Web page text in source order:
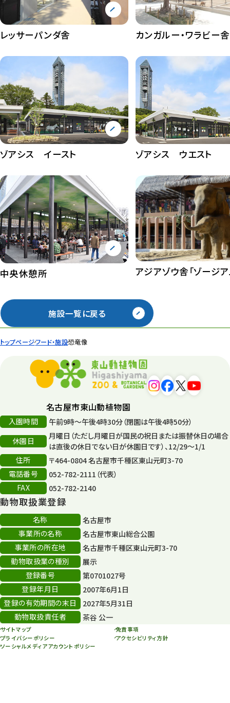
トップページフード・施設恐竜像
レッサーパンダ舎 カンガルー・ワラビー舎
ゾアシス イースト ゾアシス ウエスト
中央休憩所 アジアゾウ舎「ゾージア
施設一覧に戻る
名古屋市東山動植物園
入園時間
午前9時～午後4時30分（閉園は午後4時50分）
休園日
月曜日（ただし月曜日が国民の祝日または振替休日の場合
は直後の休日でない日が休園日です）、12/29～1/1
住所
〒464-0804 名古屋市千種区東山元町3-70
電話番号
052-782-2111（代表）
FAX
052-782-2140
動物取扱業登録
名称
名古屋市
事業所の名称
名古屋市東山総合公園
事業所の所在地
名古屋市千種区東山元町3-70
動物取扱業の種別
展示
登録番号
第0701027号
登録年月日
2007年6月1日
登録の有効期間の末日
2027年5月31日
動物取扱責任者
茶谷 公一
サイトマップ
免責事項
プライバシーポリシー
アクセシビリティ方針
ソーシャルメディアアカウントポリシー